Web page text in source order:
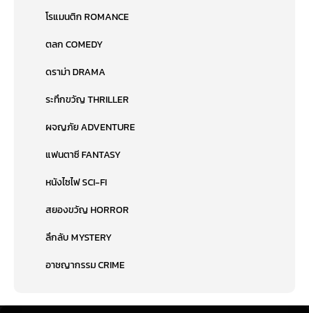
โรแมนติก ROMANCE
ตลก COMEDY
ดราม่า DRAMA
ระทึกขวัญ THRILLER
ผจญภัย ADVENTURE
แฟนตาซี FANTASY
หนังไซไฟ SCI-FI
สยองขวัญ HORROR
ลึกลับ MYSTERY
อาชญากรรม CRIME